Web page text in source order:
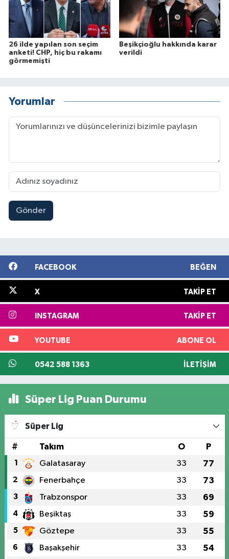
26 ilde yapılan son seçim
anketi! CHP, hiç bu rakamı
görmemişti
Beşikçioğlu hakkında karar
verildi
Yorumlar
Gönder
FACEBOOK BEĞEN
X TAKIP ET
INSTAGRAM TAKIP ET
YOUTUBE ABONE OL
0542 588 1363 İLETIŞIM
Süper Lig Puan Durumu
Süper Lig
# Takım O P
1 Galatasaray 33 77
2 Fenerbahçe 33 73
3 Trabzonspor 33 69
4 Beşiktaş 33 59
5 Göztepe 33 55
6 Başakşehir 33 54